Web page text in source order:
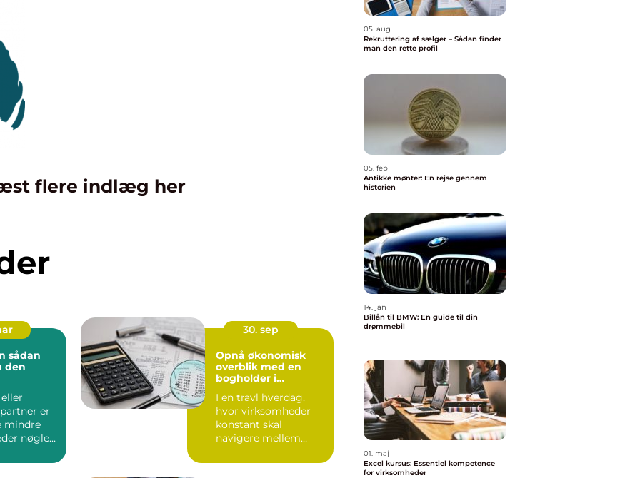
flere indlæg her
den
er
mindre
nøglen
30. sep
Opnå økonomisk
overblik med en
bogholder i
I en travl hverdag,
hvor virksomheder
konstant skal
navigere mellem
udgifter, kan...
05. aug
Rekruttering af sælger – Sådan finder
man den rette profil
05. feb
Antikke mønter: En rejse gennem
historien
14. jan
Billån til BMW: En guide til din
drømmebil
01. maj
Excel kursus: Essentiel kompetence
for virksomheder